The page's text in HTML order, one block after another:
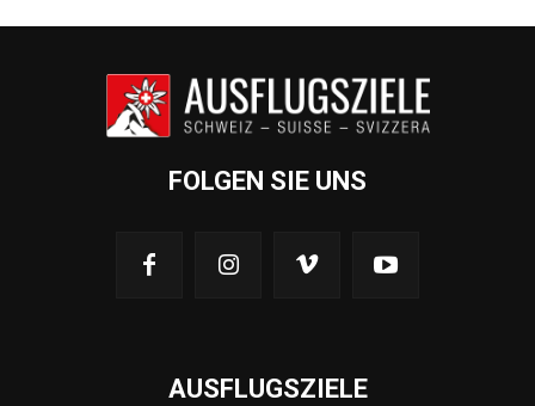
FOLGEN SIE UNS
AUSFLUGSZIELE